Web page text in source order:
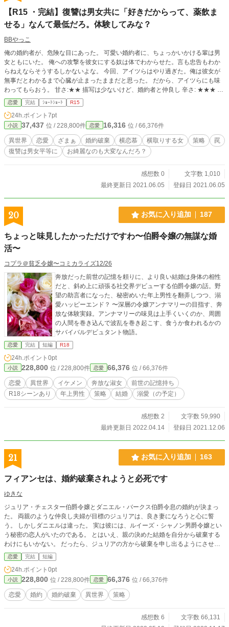
【R15 ・完結】復讐は男女共に「好きだからって、薬飲ま
せる」なんて最低だろ。体験してみな？
BBやっこ
俺の婚約者が、危険な目にあった。 可愛い婚約者に、ちょっかいかける輩は男
女ともにいた。 俺への攻撃を彼女にする奴は体でわからせた。言も忠告もわか
らねえならそうするしかないよな。 今回、アイツらはやり過ぎた。俺は彼女が
無事だとわかるまで心臓が止まったままだと思った。 だから、アイツらにも味
わってもらおう。 甘さ:★★ 描写は少ないけど、婚約者と仲良し 辛さ: ★★★ 直
接表現はないけど、悲惨な末路
恋愛 完結 ｼｮｰﾄｼｮｰﾄ R15
24h.ポイント 7pt
小説 37,437 位 / 228,800件 恋愛 16,316 位 / 66,376件
異世界 恋愛 ざまぁ 婚約破棄 横恋慕 横取りする女 策略
罠
復讐は男女平等に
お綺麗なのも大変なんだろ？
感想数 0
文字数 1,010
最終更新日 2021.06.05
登録日 2021.06.05
20 お気に入り追加 187
ちょっと味見したかっただけですわ〜伯爵令嬢の無謀な婚
活〜
コプラ＠貧乏令嬢〜コミカライズ12/26
奔放だった前世の記憶を頼りに、より良い結婚は身体の相性
だと、斜め上に頑張る社交界デビューする伯爵令嬢の話。野
望の助言者になった、秘密めいた年上男性を翻弄しつつ、溺
愛ハッピーエンド？ 〜深層の令嬢アンナマリーの目指す、奔
放な体験実録。アンナマリーの味見は上手くいくのか、周囲
の人間を巻き込んで波乱を巻き起こす、食うか食われるかの
サバイバルデビュタント物語。
恋愛 完結 短編 R18
24h.ポイント 0pt
小説 228,800 位 / 228,800件 恋愛 66,376 位 / 66,376件
恋愛 異世界 イケメン 奔放な淑女
前世の記憶持ち
R18シーンあり
年上男性 策略 結婚 溺愛（の予定）
感想数 2
文字数 59,990
最終更新日 2022.04.14
登録日 2021.12.06
21 お気に入り追加 163
フィアンセは、婚約破棄されようと必死です
ゆきな
ジュリア・チェスター伯爵令嬢とダニエル・バークス伯爵令息の婚約が決まっ
た。 両親のような仲良し夫婦が目標のジュリアは、良き妻になろうと心に誓
う。 しかしダニエルは違った。 実は彼には、ルイーズ・シャノン男爵令嬢とい
う秘密の恋人がいたのである。 とはいえ、親の決めた結婚を自分から破棄する
わけにもいかない。 だったら、ジュリアの方から破棄を申し出るようにさせれ
ばいいと、計画を練り始めた。 ダニエルは友人のケイン・オーモンド侯爵令息
に頼んで、ジュリアを誘惑してもらうことにした。 計画通りにジュリアがケイ
ンを好きになれば、自分との婚約を破棄したいと言い出すに決まっている。 ダ
ニエルとルイーズは勝利を確信して微笑みあったのだったが、なかなか計画は順
調には進まなくて……？
恋愛 完結 短編
24h.ポイント 0pt
小説 228,800 位 / 228,800件 恋愛 66,376 位 / 66,376件
恋愛 婚約 婚約破棄 異世界 策略
感想数 6
文字数 66,131